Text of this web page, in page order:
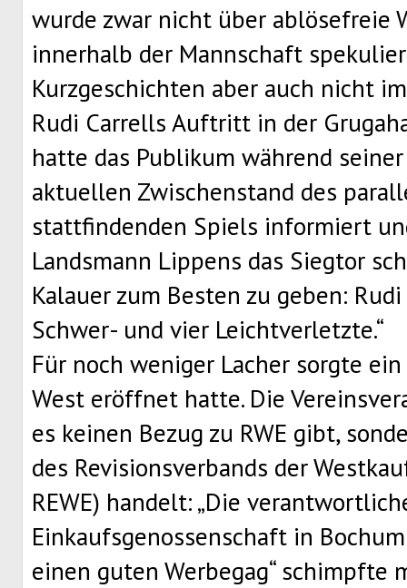
wurde zwar nicht über ablösefreie
innerhalb der Mannschaft
Kurzgeschichten aber auch nicht
Rudi Carrells Auftritt in der
hatte das Publikum während
aktuellen Zwischenstand des
stattfindenden Spiels informiert
Landsmann Lippens das Siegtor
Kalauer zum Besten zu geben:
Schwer- und vier Leichtverletzte.“
Für noch weniger Lacher sorgte
West eröffnet hatte. Die
es keinen Bezug zu RWE gibt,
des Revisionsverbands der
REWE) handelt: „Die
Einkaufsgenossenschaft in
einen guten Werbegag“ schimpfte